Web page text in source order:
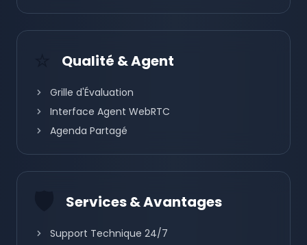
Qualité & Agent
Grille d'Évaluation
Interface Agent WebRTC
Agenda Partagé
Services & Avantages
Support Technique 24/7